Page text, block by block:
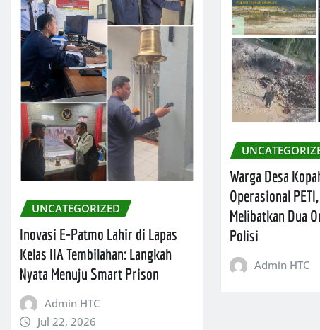
UNCATEGORIZED
Inovasi E-Patmo Lahir di Lapas
Kelas IIA Tembilahan: Langkah
Nyata Menuju Smart Prison
Admin HTC
Jul 22, 2026
Warga Desa
Operasional
Melibatkan Dua
Polisi
Admin HTC